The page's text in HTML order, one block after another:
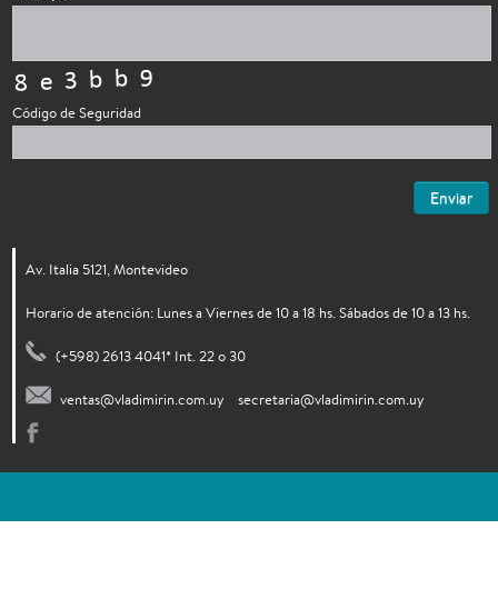
Código de Seguridad
Enviar
Av. Italia 5121, Montevideo
Horario de atención: Lunes a Viernes de 10 a 18 hs. Sábados de 10 a 13 hs.
(+598) 2613 4041* Int. 22 o 30
ventas@vladimirin.com.uy secretaria@vladimirin.com.uy